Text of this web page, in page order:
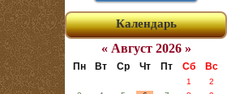
Календарь
« Август 2026 »
Пн Вт Ср Чт Пт Сб Вс
1
2